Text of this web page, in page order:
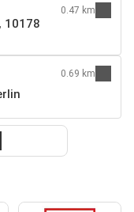
10178
0.47 km
0.69 km